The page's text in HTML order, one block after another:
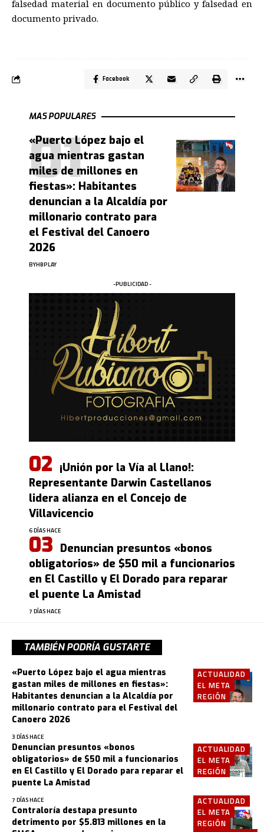
falsedad material en documento público y falsedad en
documento privado.
Facebook
MAS POPULARES
«Puerto López bajo el
agua mientras gastan
miles de millones en
fiestas»: Habitantes
denuncian a la Alcaldía por
millonario contrato para
el Festival del Canoero
2026
BYHBPLAY
-PUBLICIDAD -
¡Unión por la Vía al Llano!:
Representante Darwin Castellanos
lidera alianza en el Concejo de
Villavicencio
6 DÍAS HACE
Denuncian presuntos «bonos
obligatorios» de $50 mil a funcionarios
en El Castillo y El Dorado para reparar
el puente La Amistad
7 DÍAS HACE
TAMBIÉN PODRÍA GUSTARTE
ACTUALIDAD
EL META
REGIÓN
«Puerto López bajo el agua mientras
gastan miles de millones en fiestas»:
Habitantes denuncian a la Alcaldía por
millonario contrato para el Festival del
Canoero 2026
3 DÍAS HACE
ACTUALIDAD
EL META
REGIÓN
Denuncian presuntos «bonos
obligatorios» de $50 mil a funcionarios
en El Castillo y El Dorado para reparar el
puente La Amistad
7 DÍAS HACE
ACTUALIDAD
EL META
REGIÓN
Contraloría destapa presunto
detrimento por $5.813 millones en la